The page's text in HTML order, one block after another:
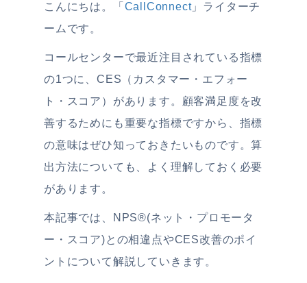
こんにちは。「 CallConnect」ライターチ
ームです。
コールセンターで最近注目されている指標
の1つに、CES（カスタマー・エフォー
ト・スコア）があります。顧客満足度を改
善するためにも重要な指標ですから、指標
の意味はぜひ知っておきたいものです。算
出方法についても、よく理解しておく必要
があります。
本記事では、NPS®︎(ネット・プロモータ
ー・スコア)との相違点やCES改善のポイ
ントについて解説していきます。